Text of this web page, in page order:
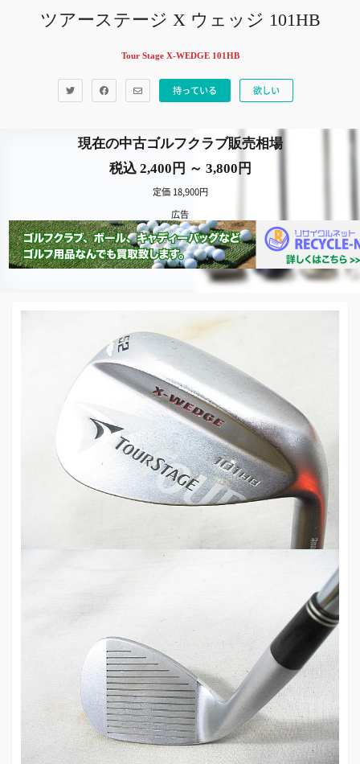
ツアーステージ X ウェッジ 101HB
Tour Stage X-WEDGE 101HB
持っている 欲しい
現在の中古ゴルフクラブ販売相場
税込 2,400円 ～ 3,800円
定価 18,900円
広告